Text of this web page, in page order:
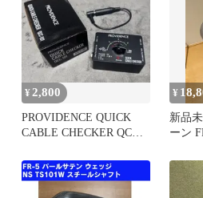
ズ 男
ラン
¥ 2,800
PROVIDENCE QUICK
CABLE CHECKER QCC-
¥
新品
ーン